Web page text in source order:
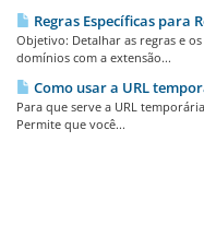
Regras Específicas para
Objetivo: Detalhar as regras e
domínios com a extensão...
Como usar a URL
Para que serve a URL
Permite que você...